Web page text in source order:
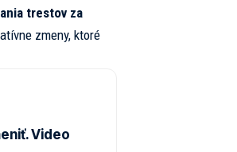
trestov za
zmeny, ktoré
Video